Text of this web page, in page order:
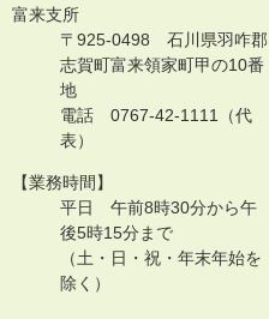
富来支所
〒925-0498 石川県羽咋郡
志賀町富来領家町甲の10番
地
電話 0767-42-1111（代
表）
【業務時間】
平日 午前8時30分から午
後5時15分まで
（土・日・祝・年末年始を
除く）